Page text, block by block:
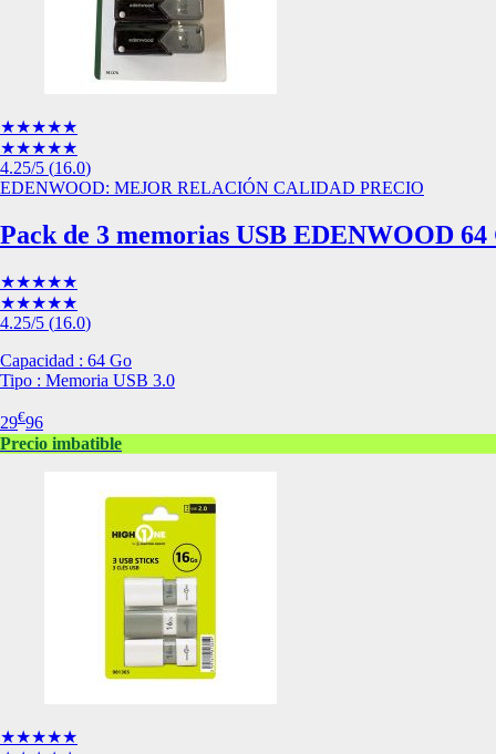
★★★★★
★★★★★
4.25/5 (16.0)
EDENWOOD: MEJOR RELACIÓN CALIDAD PRECIO
Pack de 3 memorias USB EDENWOOD
★★★★★
★★★★★
4.25/5 (16.0)
Capacidad : 64 Go
Tipo : Memoria USB 3.0
29€96
Precio imbatible
★★★★★
Estas cookies nos